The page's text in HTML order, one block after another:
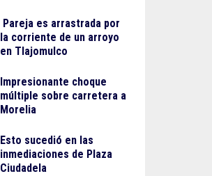
Pareja es arrastrada por
la corriente de un arroyo
en Tlajomulco
Impresionante choque
múltiple sobre carretera a
Morelia
Esto sucedió en las
inmediaciones de Plaza
Ciudadela